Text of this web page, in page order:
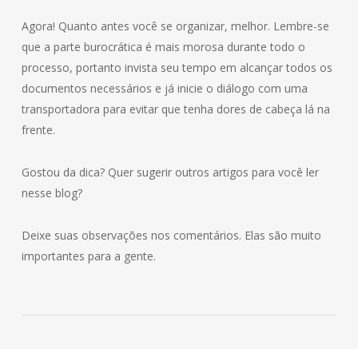
Agora! Quanto antes você se organizar, melhor. Lembre-se
que a parte burocrática é mais morosa durante todo o
processo, portanto invista seu tempo em alcançar todos os
documentos necessários e já inicie o diálogo com uma
transportadora para evitar que tenha dores de cabeça lá na
frente.
Gostou da dica? Quer sugerir outros artigos para você ler
nesse blog?
Deixe suas observações nos comentários. Elas são muito
importantes para a gente.